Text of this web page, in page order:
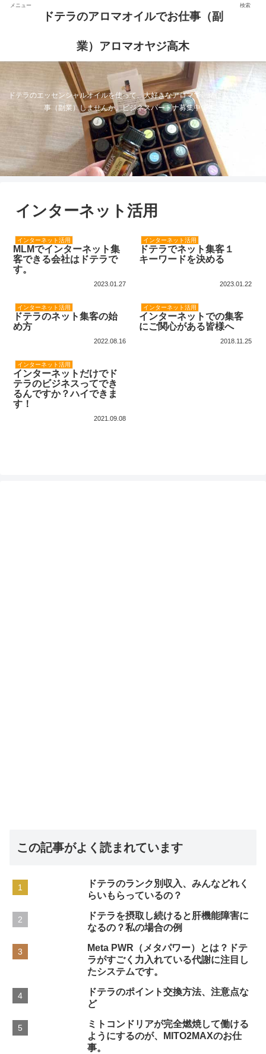
ドテラのエッセンシャルオイルを使って、大好きなアロマで一緒に楽しくお仕
事（副業）しませんか。ビジネスパートナ募集中です。
インターネット活用
インターネット活用
MLMでインターネット集
客できる会社はドテラで
す。
2023.01.27
インターネット活用
ドテラでネット集客１
キーワードを決める
2023.01.22
インターネット活用
ドテラのネット集客の始
め方
2022.08.16
インターネット活用
インターネットでの集客
にご関心がある皆様へ
2018.11.25
インターネット活用
インターネットだけでド
テラのビジネスってでき
るんですか？ハイできま
す！
2021.09.08
この記事がよく読まれています
ドテラのランク別収入、みんなどれく
らいもらっているの？
ドテラを摂取し続けると肝機能障害に
なるの？私の場合の例
Meta PWR（メタパワー）とは？ドテ
ラがすごく力入れている代謝に注目し
たシステムです。
ドテラのポイント交換方法、注意点な
ど
ミトコンドリアが完全燃焼して働ける
ようにするのが、MITO2MAXのお仕
事。
メニュー
ドテラのアロマオイルでお仕事（副
業）アロマオヤジ高木
検索